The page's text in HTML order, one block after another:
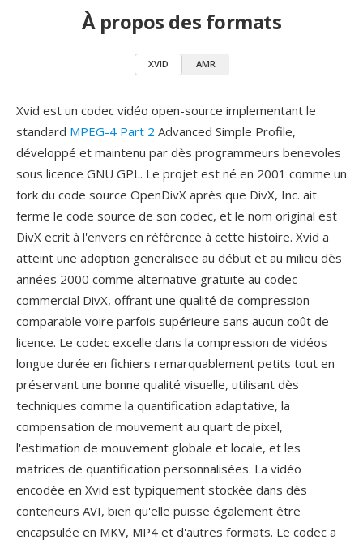
À propos des formats
XVID AMR
Xvid est un codec vidéo open-source implementant le
standard MPEG-4 Part 2 Advanced Simple Profile,
développé et maintenu par dès programmeurs benevoles
sous licence GNU GPL. Le projet est né en 2001 comme un
fork du code source OpenDivX après que DivX, Inc. ait
ferme le code source de son codec, et le nom original est
DivX ecrit à l'envers en référence à cette histoire. Xvid a
atteint une adoption generalisee au début et au milieu dès
années 2000 comme alternative gratuite au codec
commercial DivX, offrant une qualité de compression
comparable voire parfois supérieure sans aucun coût de
licence. Le codec excelle dans la compression de vidéos
longue durée en fichiers remarquablement petits tout en
préservant une bonne qualité visuelle, utilisant dès
techniques comme la quantification adaptative, la
compensation de mouvement au quart de pixel,
l'estimation de mouvement globale et locale, et les
matrices de quantification personnalisées. La vidéo
encodée en Xvid est typiquement stockée dans dès
conteneurs AVI, bien qu'elle puisse également être
encapsulée en MKV, MP4 et d'autres formats. Le codec a